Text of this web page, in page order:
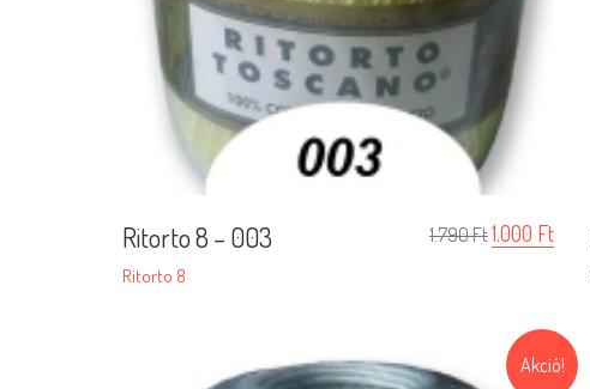
Ritorto 8 – 003
Ritorto 8
1.790Ft1.000 Ft
Akció!